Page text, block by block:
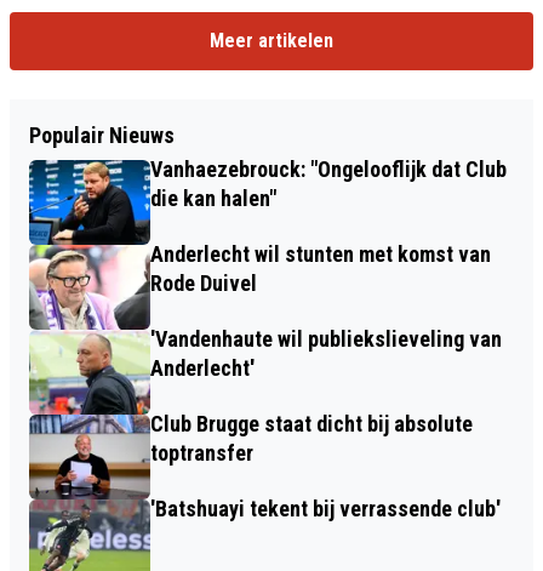
Meer artikelen
Populair Nieuws
Vanhaezebrouck: "Ongelooflijk dat Club
die kan halen"
Anderlecht wil stunten met komst van
Rode Duivel
'Vandenhaute wil publiekslieveling van
Anderlecht'
Club Brugge staat dicht bij absolute
toptransfer
'Batshuayi tekent bij verrassende club'